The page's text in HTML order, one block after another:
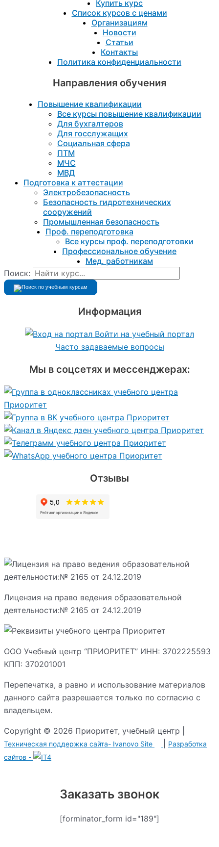
Купить курс
Список курсов с ценами
Организациям
Новости
Статьи
Контакты
Политика конфиденциальности
Направления обучения
Повышение квалификации
Все курсы повышение квалификации
Для бухгалтеров
Для госслужащих
Социальная сфера
ПТМ
МЧС
МВД
Подготовка к aттестации
Электробезопасность
Безопасность гидротехнических
сооружений
Промышленная безопасность
Проф. переподготовка
Все курсы проф. переподготовки
Профессиональное обучение
Мед. работникам
Поиск:
Информация
Войти на учебный портал
Часто задаваемые вопросы
Мы в соцсетях и мессенджерах:
Отзывы
Лицензия на право ведения образовательной
деятельности:№ 2165 от 24.12.2019
ООО Учебный центр “ПРИОРИТЕТ” ИНН: 3702225593
КПП: 370201001
Перепечатка, а равно и использование материалов
данного сайта разрешается только по согласию с
владельцем.
Copyright © 2026 Приоритет, учебный центр |
Техническая поддержка сайта- Ivanovo Site |
Разработка сайтов -
Заказать звонок
[forminator_form id="189"]